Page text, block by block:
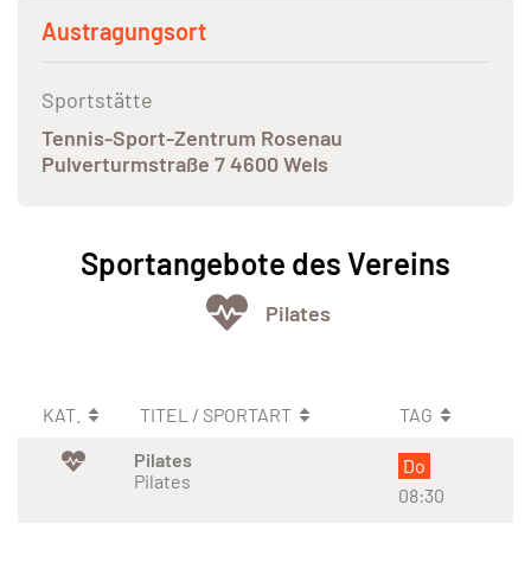
Austragungsort
Sportstätte
Tennis-Sport-Zentrum Rosenau
Pulverturmstraße 7 4600 Wels
Sportangebote des Vereins
Pilates
KAT. TITEL / SPORTART
TAG
Pilates
Pilates
Do
08:30